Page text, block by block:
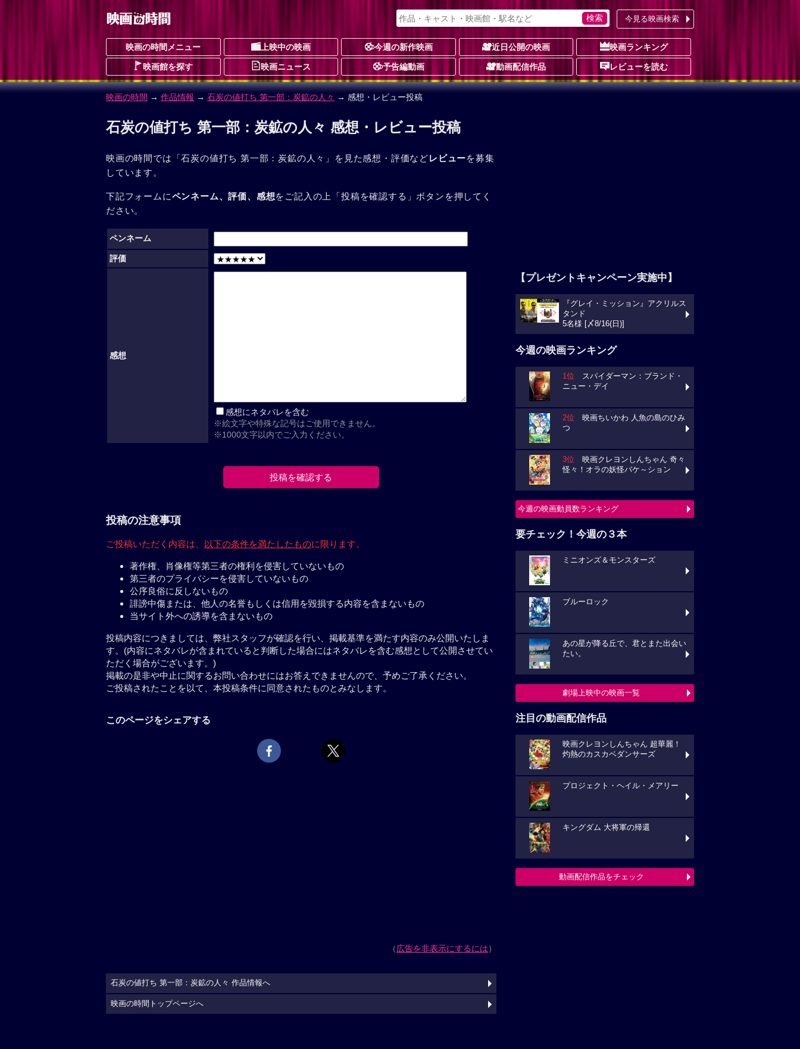
今見る映画検索
映画の時間メニュー 上映中の映画 今週の新作映画 近日公開の映画 映画ランキング
映画館を探す 映画ニュース 予告編動画 動画配信作品 レビューを読む
映画の時間 → 作品情報 → 石炭の値打ち 第一部：炭鉱の人々 → 感想・レビュー投稿
石炭の値打ち 第一部：炭鉱の人々 感想・レビュー投稿
映画の時間では「石炭の値打ち 第一部：炭鉱の人々」を見た感想・評価などレビューを募集
しています。
下記フォームにペンネーム、評価、感想をご記入の上「投稿を確認する」ボタンを押してく
ださい。
ペンネーム
評価
感想
感想にネタバレを含む
※絵文字や特殊な記号はご使用できません。
※1000文字以内でご入力ください。
投稿の注意事項
ご投稿いただく内容は、 以下の条件を満たしたものに限ります。
著作権、肖像権等第三者の権利を侵害していないもの
第三者のプライバシーを侵害していないもの
公序良俗に反しないもの
誹謗中傷または、他人の名誉もしくは信用を毀損する内容を含まないもの
当サイト外への誘導を含まないもの
投稿内容につきましては、弊社スタッフが確認を行い、掲載基準を満たす内容のみ公開いたしま
す。(内容にネタバレが含まれていると判断した場合にはネタバレを含む感想として公開させてい
ただく場合がございます。)
掲載の是非や中止に関するお問い合わせにはお答えできませんので、予めご了承ください。
ご投稿されたことを以て、本投稿条件に同意されたものとみなします。
このページをシェアする
（広告を非表示にするには）
【プレゼントキャンペーン実施中】
『グレイ・ミッション』アクリルス
タンド
5名様 [〆8/16(日)]
今週の映画ランキング
1位 スパイダーマン：ブランド・
ニュー・デイ
2位 映画ちいかわ 人魚の島のひみ
つ
3位 映画クレヨンしんちゃん 奇々
怪々！オラの妖怪バケ～ション
今週の映画動員数ランキング
要チェック！今週の３本
ミニオンズ＆モンスターズ
ブルーロック
あの星が降る丘で、君とまた出会い
たい。
劇場上映中の映画一覧
注目の動画配信作品
映画クレヨンしんちゃん 超華麗！
灼熱のカスカベダンサーズ
プロジェクト・ヘイル・メアリー
キングダム 大将軍の帰還
動画配信作品をチェック
石炭の値打ち 第一部：炭鉱の人々 作品情報へ
映画の時間トップページへ